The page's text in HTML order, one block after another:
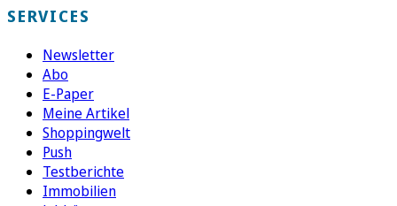
SERVICES
Newsletter
Abo
E-Paper
Meine Artikel
Shoppingwelt
Push
Testberichte
Immobilien